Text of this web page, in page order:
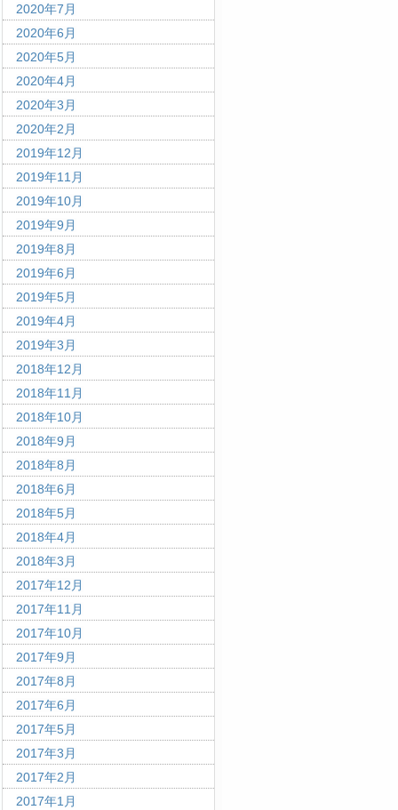
2020年7月
2020年6月
2020年5月
2020年4月
2020年3月
2020年2月
2019年12月
2019年11月
2019年10月
2019年9月
2019年8月
2019年6月
2019年5月
2019年4月
2019年3月
2018年12月
2018年11月
2018年10月
2018年9月
2018年8月
2018年6月
2018年5月
2018年4月
2018年3月
2017年12月
2017年11月
2017年10月
2017年9月
2017年8月
2017年6月
2017年5月
2017年3月
2017年2月
2017年1月